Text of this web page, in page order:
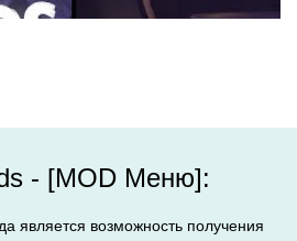
- [MOD Меню]:
является возможность получения